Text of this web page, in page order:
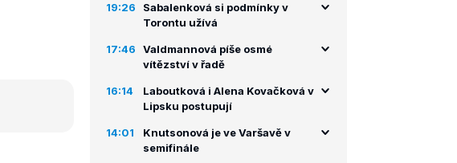
19:26
Sabalenková si podmínky v
Torontu užívá
17:46
Valdmannová píše osmé
vítězství v řadě
16:14
Laboutková i Alena Kovačková v
Lipsku postupují
14:01
Knutsonová je ve Varšavě v
semifinále